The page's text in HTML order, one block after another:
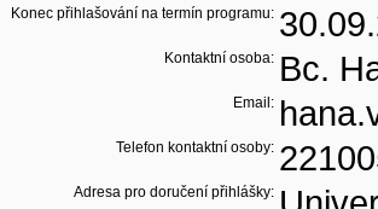
Konec přihlašování na termín programu:
Kontaktní osoba: Bc.
Email:
Telefon kontaktní osoby:
Adresa pro doručení přihlášky: